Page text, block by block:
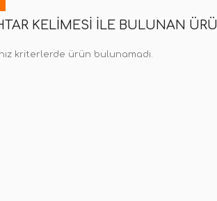
KELIMESI ILE BULUNAN
kriterlerde ürün bulunamadı.